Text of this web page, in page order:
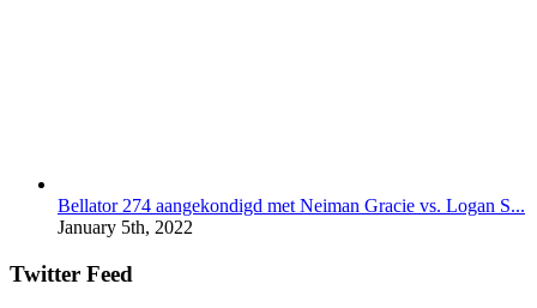
Bellator 274 aangekondigd met Neiman Gracie vs. Logan S...
January 5th, 2022
Twitter Feed